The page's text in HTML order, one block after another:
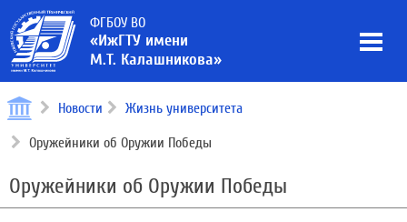
ФГБОУ ВО
«ИжГТУ имени
М.Т. Калашникова»
Новости Жизнь университета
Оружейники об Оружии Победы
Оружейники об Оружии Победы